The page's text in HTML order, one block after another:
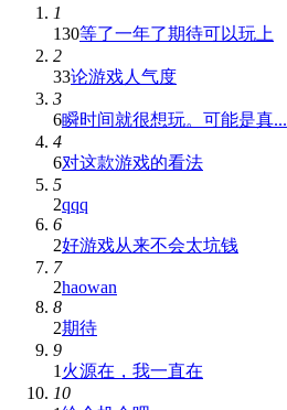
1
130等了一年了期待可以玩上
2
33论游戏人气度
3
6瞬时间就很想玩。可能是真...
4
6对这款游戏的看法
5
2qqq
6
2好游戏从来不会太坑钱
7
2haowan
8
2期待
9
1 火源在，我一直在
10